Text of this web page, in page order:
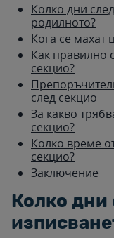
Колко дни
родилното?
Кога се махат
Как правилно
секцио?
след секцио
За какво
секцио?
Колко време
секцио?
Заключение
Колко дни